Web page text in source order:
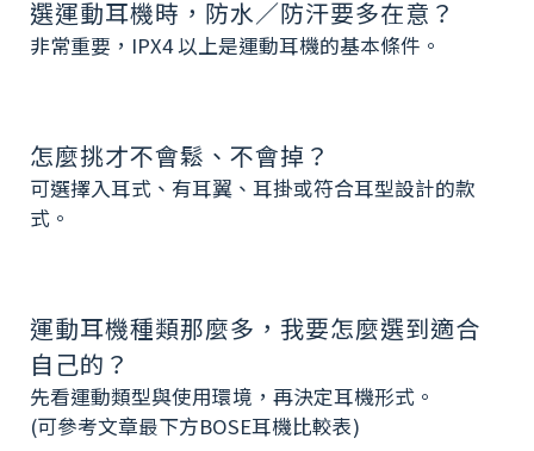
選運動耳機時，防水／防汗要多在意？
非常重要，IPX4 以上是運動耳機的基本條件。
怎麼挑才不會鬆、不會掉？
可選擇入耳式、有耳翼、耳掛或符合耳型設計的款
式。
運動耳機種類那麼多，我要怎麼選到適合
自己的？
先看運動類型與使用環境，再決定耳機形式。
(可參考文章最下方BOSE耳機比較表)